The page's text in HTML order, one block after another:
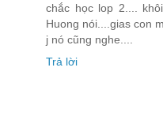
chắc học lop 2....
Huong nói....gias con
j nó cũng nghe....
Trả lời